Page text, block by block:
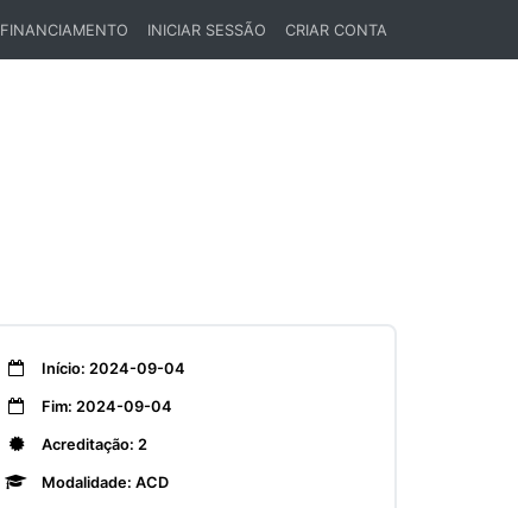
FINANCIAMENTO INICIAR SESSÃO CRIAR CONTA
Início: 2024-09-04
Fim: 2024-09-04
Acreditação: 2
Modalidade: ACD